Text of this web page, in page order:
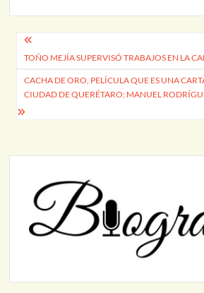
Navegación
de
entradas
TOÑO MEJÍA SUPERVISÓ TRABAJOS EN LA
CACHA DE ORO, PELÍCULA QUE ES UNA
CIUDAD DE QUERÉTARO: MANUEL